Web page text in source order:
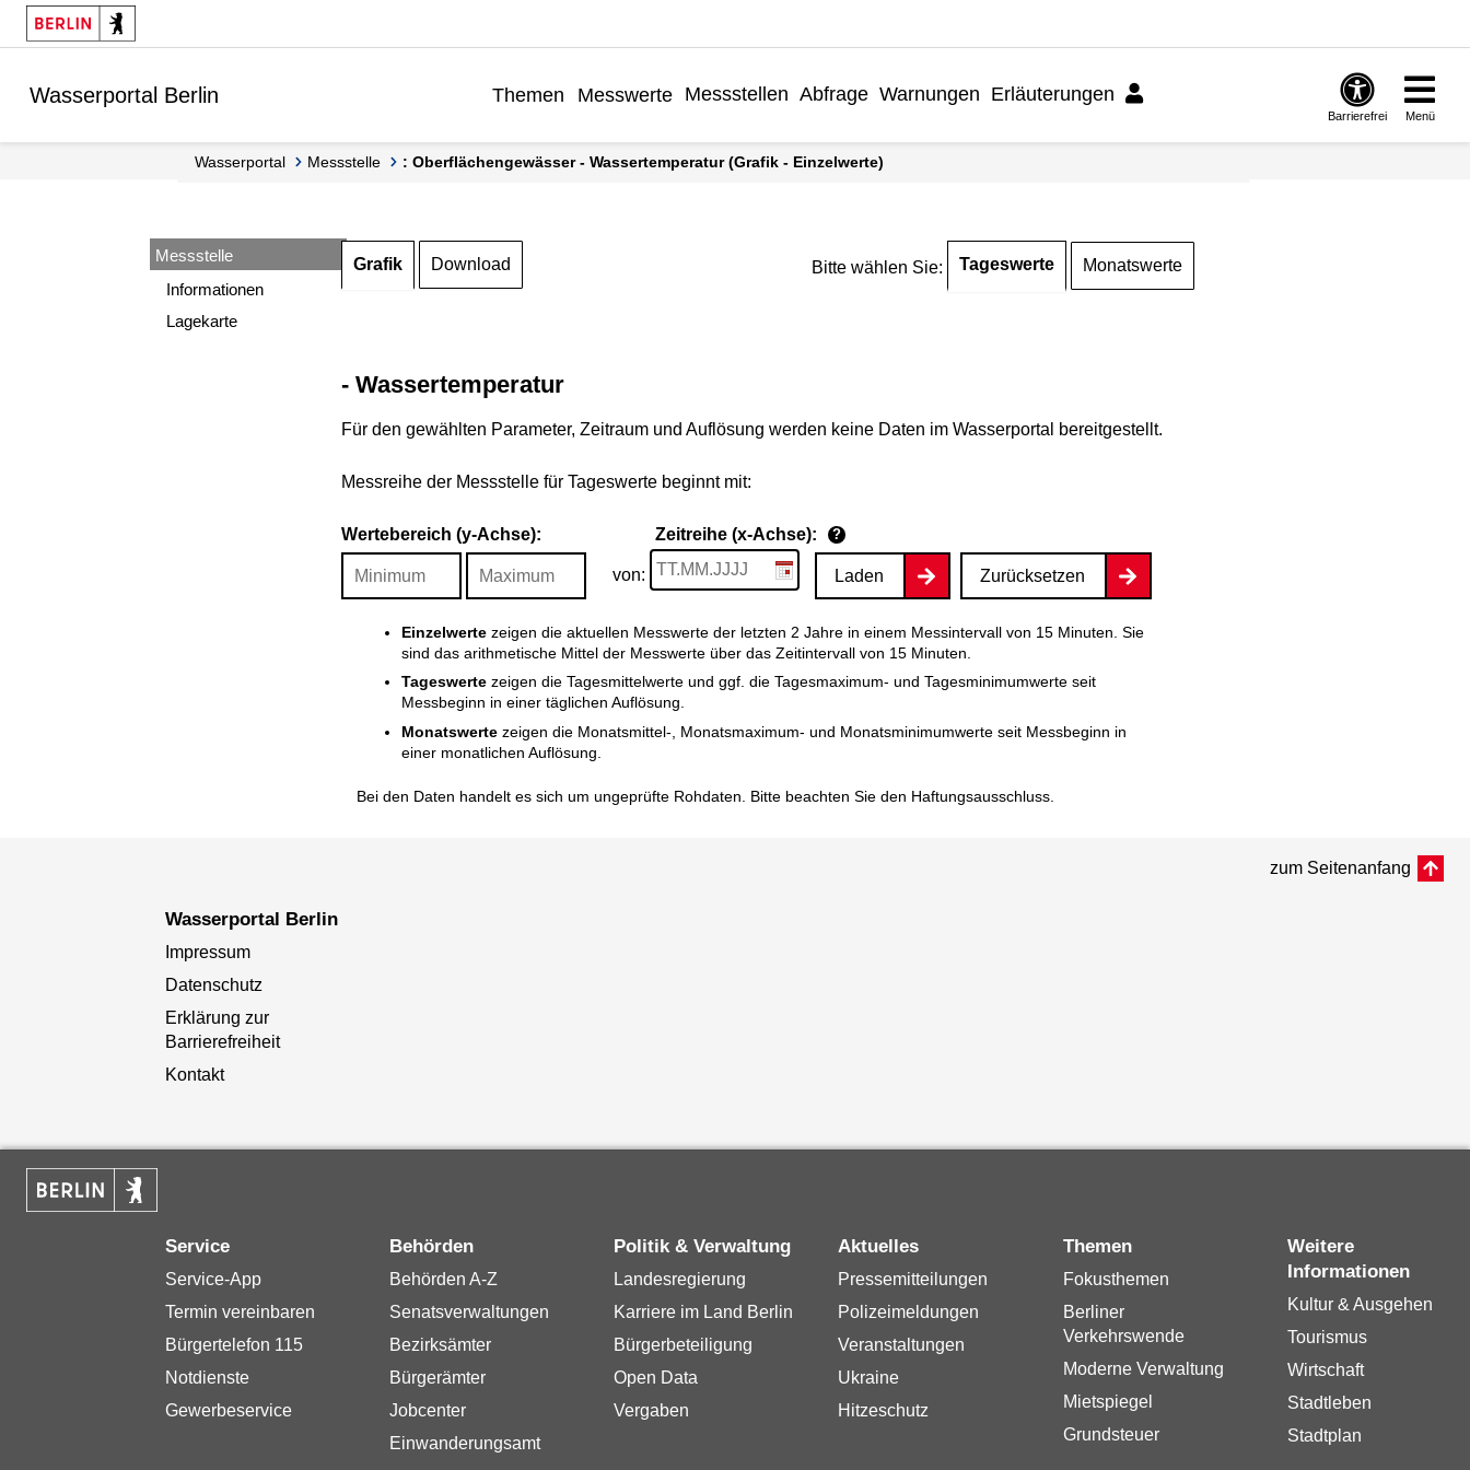
Springe zur Navigation
Springe zum Inhalt
Wasserportal Berlin Themen Messwerte Messstellen Abfrage Warnungen Erläuterungen
Barrierefrei Menü
Wasserportal Messstelle : Oberflächengewässer - Wassertemperatur (Grafik - Einzelwerte)
Messstelle
Informationen
Lagekarte
Grafik Download Bitte wählen Sie: Tageswerte Monatswerte
- Wassertemperatur
Für den gewählten Parameter, Zeitraum und Auflösung werden keine Daten im Wasserportal bereitgestellt.
Messreihe der Messstelle für Tageswerte beginnt mit:
Wertebereich (y-Achse): Zeitreihe (x-Achse): ?
von: Laden Zurücksetzen
Einzelwertezeigen die aktuellen Messwerte der letzten 2 Jahre in einem Messintervall von 15 Minuten. Sie
sind das arithmetische Mittel der Messwerte über das Zeitintervall von 15 Minuten.
Tageswertezeigen die Tagesmittelwerte und ggf. die Tagesmaximum- und Tagesminimumwerte seit
Messbeginn in einer täglichen Auflösung.
Monatswertezeigen die Monatsmittel-, Monatsmaximum- und Monatsminimumwerte seit Messbeginn in
einer monatlichen Auflösung.
Bei den Daten handelt es sich um ungeprüfte Rohdaten. Bitte beachten Sie den Haftungsausschluss.
zum Seitenanfang
Wasserportal Berlin
Impressum
Datenschutz
Erklärung zur
Barrierefreiheit
Kontakt
Service
Service-App
Termin vereinbaren
Bürgertelefon 115
Notdienste
Gewerbeservice
Behörden
Behörden A-Z
Senatsverwaltungen
Bezirksämter
Bürgerämter
Jobcenter
Einwanderungsamt
Politik & Verwaltung
Landesregierung
Karriere im Land Berlin
Bürgerbeteiligung
Open Data
Vergaben
Aktuelles
Pressemitteilungen
Polizeimeldungen
Veranstaltungen
Ukraine
Hitzeschutz
Themen
Fokusthemen
Berliner
Verkehrswende
Moderne Verwaltung
Mietspiegel
Grundsteuer
Weitere
Informationen
Kultur & Ausgehen
Tourismus
Wirtschaft
Stadtleben
Stadtplan